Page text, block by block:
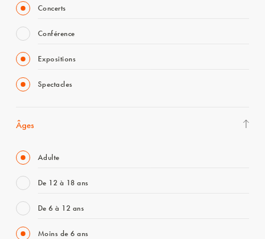
Concerts
Conférence
Expositions
Spectacles
Âges
Adulte
De 12 à 18 ans
De 6 à 12 ans
Moins de 6 ans